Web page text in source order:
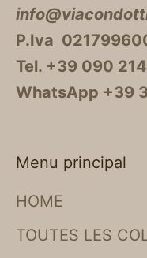
P.Iva
Tel. +39 090
WhatsApp +39
Menu principal
HOME
TOUTES LES